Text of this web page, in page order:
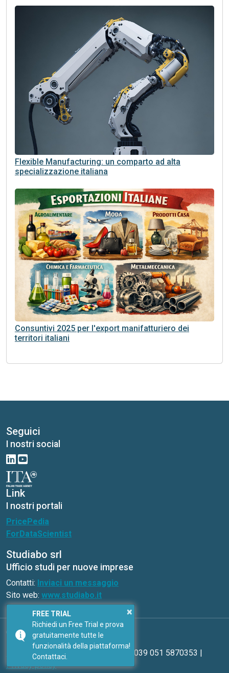
Flexible Manufacturing: un comparto ad alta
specializzazione italiana
Consuntivi 2025 per l'export manifatturiero dei
territori italiani
Seguici
I nostri social
Link
I nostri portali
PricePedia
ForDataScientist
Studiabo srl
Ufficio studi per nuove imprese
Contatti: Inviaci un messaggio
Sito web: www.studiabo.it
Copyright © ExportPlanning 2026
Inviaci un messaggio
| Telefono: 0039 051 5870353 |
Privacy policy
×
FREE TRIAL
Richiedi un Free Trial e prova
gratuitamente tutte le
funzionalità della piattaforma!
Contattaci.